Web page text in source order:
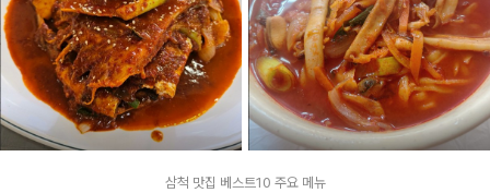
삼척 맛집 베스트10 주요 메뉴